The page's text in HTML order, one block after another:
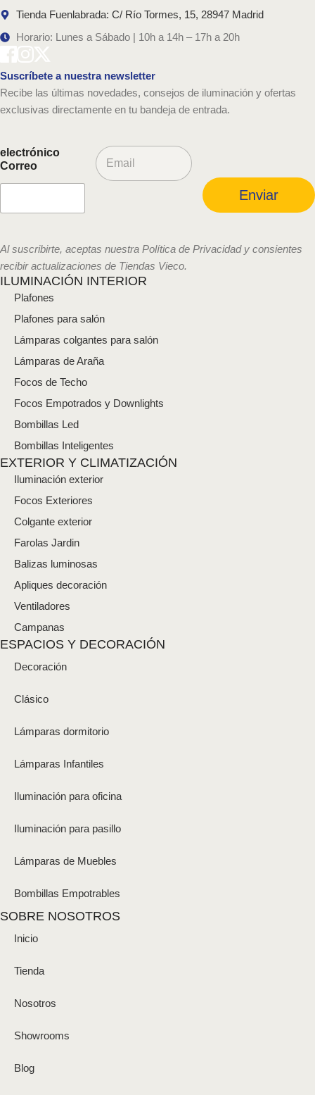
Tienda Fuenlabrada: C/ Río Tormes, 15, 28947 Madrid
Horario: Lunes a Sábado | 10h a 14h – 17h a 20h
Suscríbete a nuestra newsletter
Recibe las últimas novedades, consejos de iluminación y ofertas
exclusivas directamente en tu bandeja de entrada.
electrónico
Correo
C
o
l
c
t
ó
n
i
o
Enviar
Al suscribirte, aceptas nuestra Política de Privacidad y consientes
recibir actualizaciones de Tiendas Vieco.
ILUMINACIÓN INTERIOR
Plafones
Plafones para salón
Lámparas colgantes para salón
Lámparas de Araña
Focos de Techo
Focos Empotrados y Downlights
Bombillas Led
Bombillas Inteligentes
EXTERIOR Y CLIMATIZACIÓN
Iluminación exterior
Focos Exteriores
Colgante exterior
Farolas Jardin
Balizas luminosas
Apliques decoración
Ventiladores
Campanas
ESPACIOS Y DECORACIÓN
Decoración
Clásico
Lámparas dormitorio
Lámparas Infantiles
Iluminación para oficina
Iluminación para pasillo
Lámparas de Muebles
Bombillas Empotrables
SOBRE NOSOTROS
Inicio
Tienda
Nosotros
Showrooms
Blog